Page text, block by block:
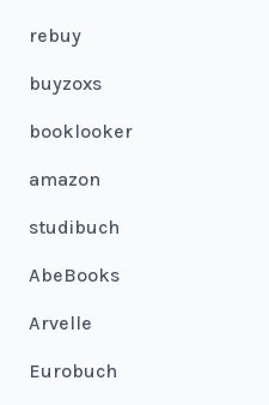
rebuy
buyzoxs
booklooker
amazon
studibuch
AbeBooks
Arvelle
Eurobuch